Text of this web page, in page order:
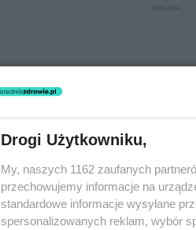
Drogi Użytkowniku,
My, naszych 1162 zaufanych
przechowujemy informacje na
standardowe informacje wysyłane
spersonalizowanych reklam, wybór